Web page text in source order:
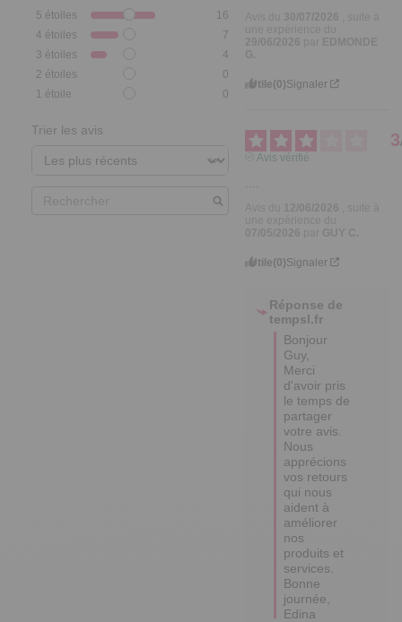
5 étoiles
16
4 étoiles
7
3 étoiles
4
2 étoiles
0
1 étoile 0
Trier les avis
Utile(0)Signaler
3
Avis vérifié
Utile(0)Signaler
Réponse de
tempsl.fr
Bonjour
Guy,
Merci
d'avoir pris
le temps de
partager
votre avis.
Nous
apprécions
vos retours
qui nous
aident à
améliorer
nos
produits et
services.
Bonne
journée,
Edina